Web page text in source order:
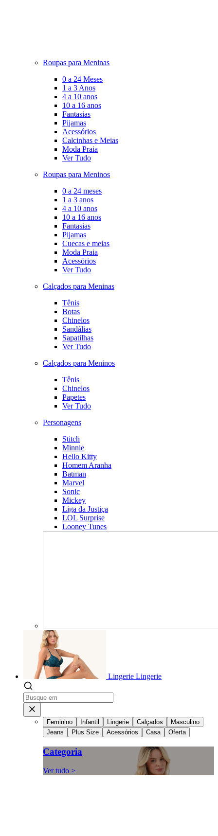
Roupas para Meninas
0 a 24 Meses
1 a 3 Anos
4 a 10 anos
10 a 16 anos
Fantasias
Pijamas
Acessórios
Calcinhas e Meias
Moda Praia
Ver Tudo
Roupas para Meninos
0 a 24 meses
1 a 3 anos
4 a 10 anos
10 a 16 anos
Fantasias
Pijamas
Cuecas e meias
Moda Praia
Acessórios
Ver Tudo
Calçados para Meninas
Tênis
Botas
Chinelos
Sandálias
Sapatilhas
Ver Tudo
Calçados para Meninos
Tênis
Chinelos
Papetes
Ver Tudo
Personagens
Stitch
Minnie
Hello Kitty
Homem Aranha
Batman
Marvel
Sonic
Mickey
Liga da Justiça
LOL Surprise
Looney Tunes
Lingerie Lingerie
Feminino Infantil Lingerie Calçados
Masculino
Jeans
Plus Size Acessórios Casa Oferta
Categoria
Ver tudo >